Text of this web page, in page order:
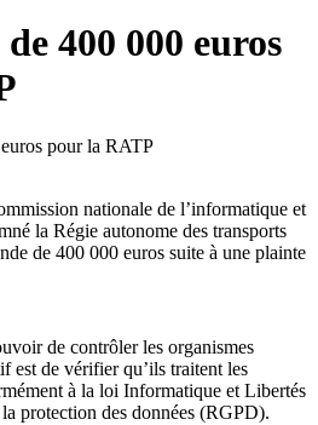
400 000 euros
nationale de l’informatique et
la Régie autonome des transports
de 400 000 euros suite à une plainte
de contrôler les organismes
est de vérifier qu’ils traitent les
à la loi Informatique et Libertés
protection des données (RGPD).